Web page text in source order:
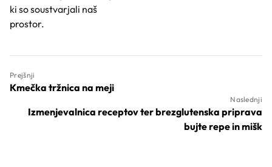
ki so soustvarjali naš
prostor.
Prejšnji
Kmečka tržnica na meji
Naslednji
Izmenjevalnica receptov ter brezglutenska priprava
bujte repe in mišk